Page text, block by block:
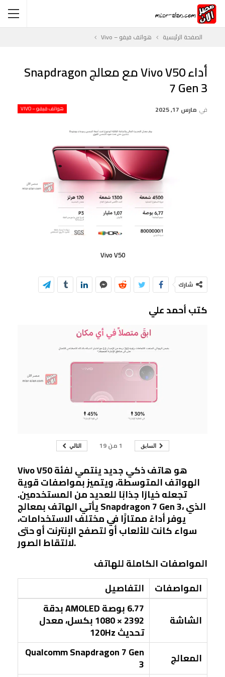
الصفحة الرئيسية هواتف فيفو – Vivo
أداء Vivo V50 مع معالج Snapdragon
7 Gen 3
هواتف فيفو – VIVO في مارس 17, 2025
Vivo V50
شارك
كتب أحمد علي
السابق 1 من19 التالي
Vivo V50 هو هاتف ذكي جديد ينتمي لفئة
الهواتف المتوسطة، ويتميز بمواصفات قوية
تجعله خيارًا جذابًا للعديد من المستخدمين.
يأتي الهاتف بمعالج Snapdragon 7 Gen 3، الذي
يوفر أداءً ممتازًا في مختلف الاستخدامات،
سواء كانت للألعاب أو لتصفح الإنترنت أو حتى
لالتقاط الصور.
المواصفات الكاملة للهاتف
المواصفات
التفاصيل
الشاشة
6.77 بوصة AMOLED بدقة
2392 × 1080 بكسل، معدل
تحديث 120Hz
المعالج
Qualcomm Snapdragon 7 Gen
3